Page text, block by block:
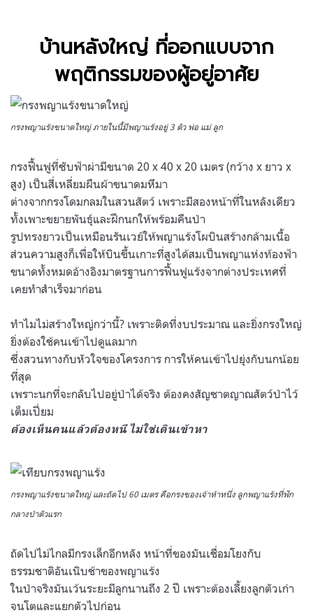
บ้านหลังใหญ่ ที่ออกแบบจาก
พฤติกรรมของผู้อยู่อาศัย
กรงพญาแร้งขนาดใหญ่ ภายในนี้มีพญาแร้งอยู่ 3 ตัว พ่อ แม่ ลูก
กรงฟื้นฟูที่ซับฟ้าผ่ามีขนาด 20 x 40 x 20 เมตร (กว้าง x ยาว x
สูง) เป็นสี่เหลี่ยมผืนผ้าขนาดมหึมา
ต่างจากกรงโดมกลมในสวนสัตว์ เพราะมีสองหน้าที่ในหลังเดียว
ทั้งเพาะขยายพันธุ์และฝึกนกให้พร้อมคืนป่า
รูปทรงยาวเป็นเหมือนรันเวย์ให้พญาแร้งโผบินสร้างกล้ามเนื้อ
ส่วนความสูงก็เพื่อให้บินขึ้นเกาะที่สูงได้สมเป็นพญาแห่งท้องฟ้า
ขนาดทั้งหมดอ้างอิงมาตรฐานการฟื้นฟูแร้งจากต่างประเทศที่
เคยทำสำเร็จมาก่อน
ทำไมไม่สร้างใหญ่กว่านี้? เพราะติดที่งบประมาณ และยิ่งกรงใหญ่
ยิ่งต้องใช้คนเข้าไปดูแลมาก
ซึ่งสวนทางกับหัวใจของโครงการ การให้คนเข้าไปยุ่งกับนกน้อย
ที่สุด
เพราะนกที่จะกลับไปอยู่ป่าได้จริง ต้องคงสัญชาตญาณสัตว์ป่าไว้
เต็มเปี่ยม
ต้องเห็นคนแล้วต้องหนี ไม่ใช่เดินเข้าหา
กรงพญาแร้งขนาดใหญ่ และถัดไป 60 เมตร คือกรงของเจ้าห้าหนึ่ง ลูกพญาแร้งที่ฟัก
กลางป่าตัวแรก
ถัดไปไม่ไกลมีกรงเล็กอีกหลัง หน้าที่ของมันเชื่อมโยงกับ
ธรรมชาติอันเนิบช้าของพญาแร้ง
ในป่าจริงมันเว้นระยะมีลูกนานถึง 2 ปี เพราะต้องเลี้ยงลูกตัวเก่า
จนโตและแยกตัวไปก่อน